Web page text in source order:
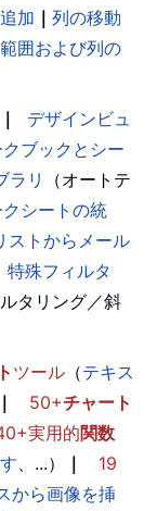
加 ｜ 列の移動
範囲および列の
｜
デザインビュ
クブックとシー
ラリ
（オートテ
クシートの統
ストからメール
特殊フィルタ
タリング／斜
ツール （テキス
｜ 50+チャート
実用的関数
、...） ｜
19
から画像を挿